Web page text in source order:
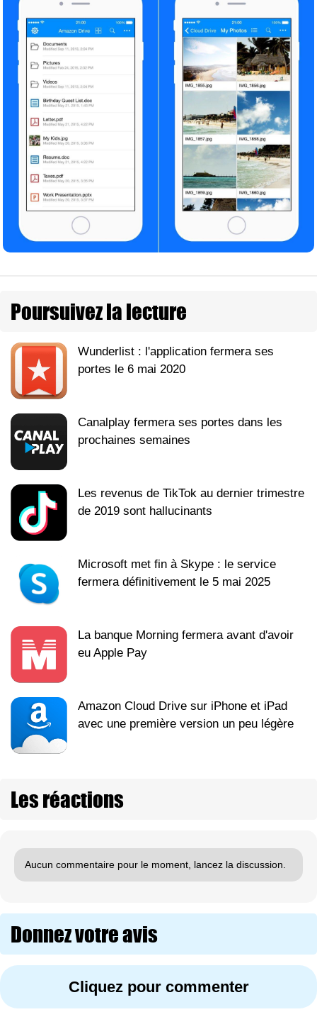
Poursuivez la lecture
Wunderlist : l'application fermera ses
portes le 6 mai 2020
Canalplay fermera ses portes dans les
prochaines semaines
Les revenus de TikTok au dernier trimestre
de 2019 sont hallucinants
Microsoft met fin à Skype : le service
fermera définitivement le 5 mai 2025
La banque Morning fermera avant d'avoir
eu Apple Pay
Amazon Cloud Drive sur iPhone et iPad
avec une première version un peu légère
Les réactions
Aucun commentaire pour le moment, lancez la discussion.
Donnez votre avis
Cliquez pour commenter